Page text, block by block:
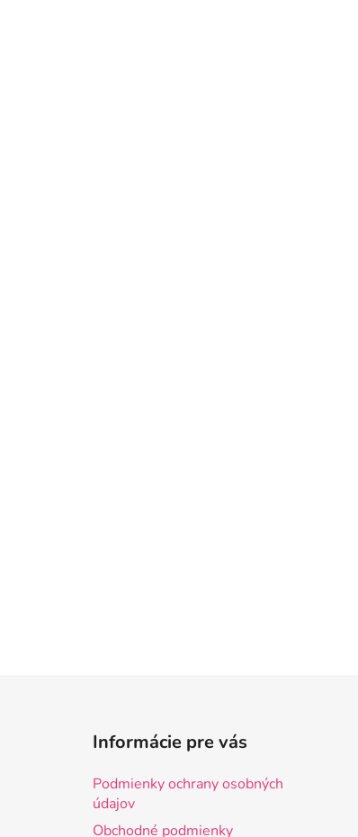
Informácie pre vás
Podmienky ochrany osobných
údajov
Obchodné podmienky